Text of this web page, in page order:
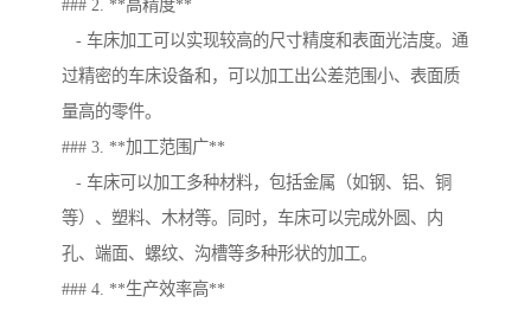
### 2. **高精度**
- 车床加工可以实现较高的尺寸精度和表面光洁度。通
过精密的车床设备和，可以加工出公差范围小、表面质
量高的零件。
### 3. **加工范围广**
- 车床可以加工多种材料，包括金属（如钢、铝、铜
等）、塑料、木材等。同时，车床可以完成外圆、内
孔、端面、螺纹、沟槽等多种形状的加工。
### 4. **生产效率高**